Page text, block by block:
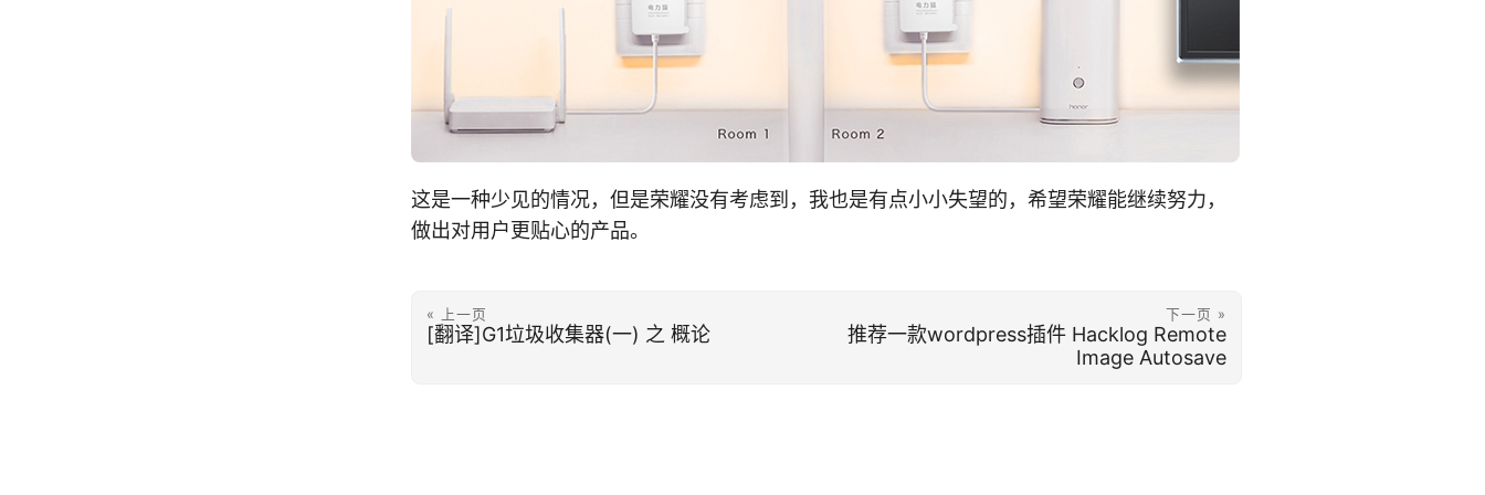
这是一种少见的情况，但是荣耀没有考虑到，我也是有点小小失望的，希望荣耀能继续努力，
做出对用户更贴心的产品。
« 上一页
[翻译]G1垃圾收集器(一) 之 概论
下一页 »
推荐一款wordpress插件 Hacklog Remote
Image Autosave